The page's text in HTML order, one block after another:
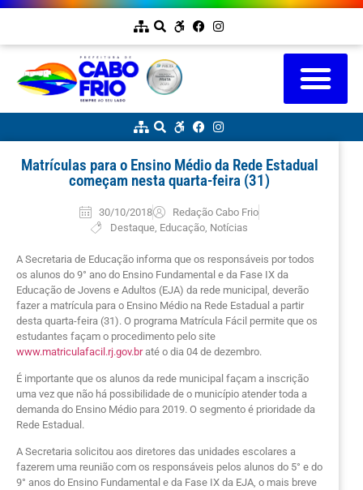
Matrículas para o Ensino Médio da Rede Estadual
começam nesta quarta-feira (31)
30/10/2018
Redação Cabo Frio
Destaque, Educação, Notícias
A Secretaria de Educação informa que os responsáveis por todos
os alunos do 9° ano do Ensino Fundamental e da Fase IX da
Educação de Jovens e Adultos (EJA) da rede municipal, deverão
fazer a matrícula para o Ensino Médio na Rede Estadual a partir
desta quarta-feira (31). O programa Matrícula Fácil permite que os
estudantes façam o procedimento pelo site
www.matriculafacil.rj.gov.braté o dia 04 de dezembro.
É importante que os alunos da rede municipal façam a inscrição
uma vez que não há possibilidade de o município atender toda a
demanda do Ensino Médio para 2019. O segmento é prioridade da
Rede Estadual.
A Secretaria solicitou aos diretores das unidades escolares a
fazerem uma reunião com os responsáveis pelos alunos do 5° e do
9° anos do Ensino Fundamental e da Fase IX da EJA, o mais breve